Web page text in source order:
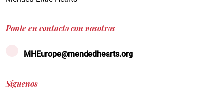
Ponte en contacto con nosotros
MHEurope@mendedhearts.org
Síguenos